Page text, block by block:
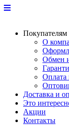
Покупателям
О
Обмен
Оплата
Доставка и
Это
Акции
Контакты